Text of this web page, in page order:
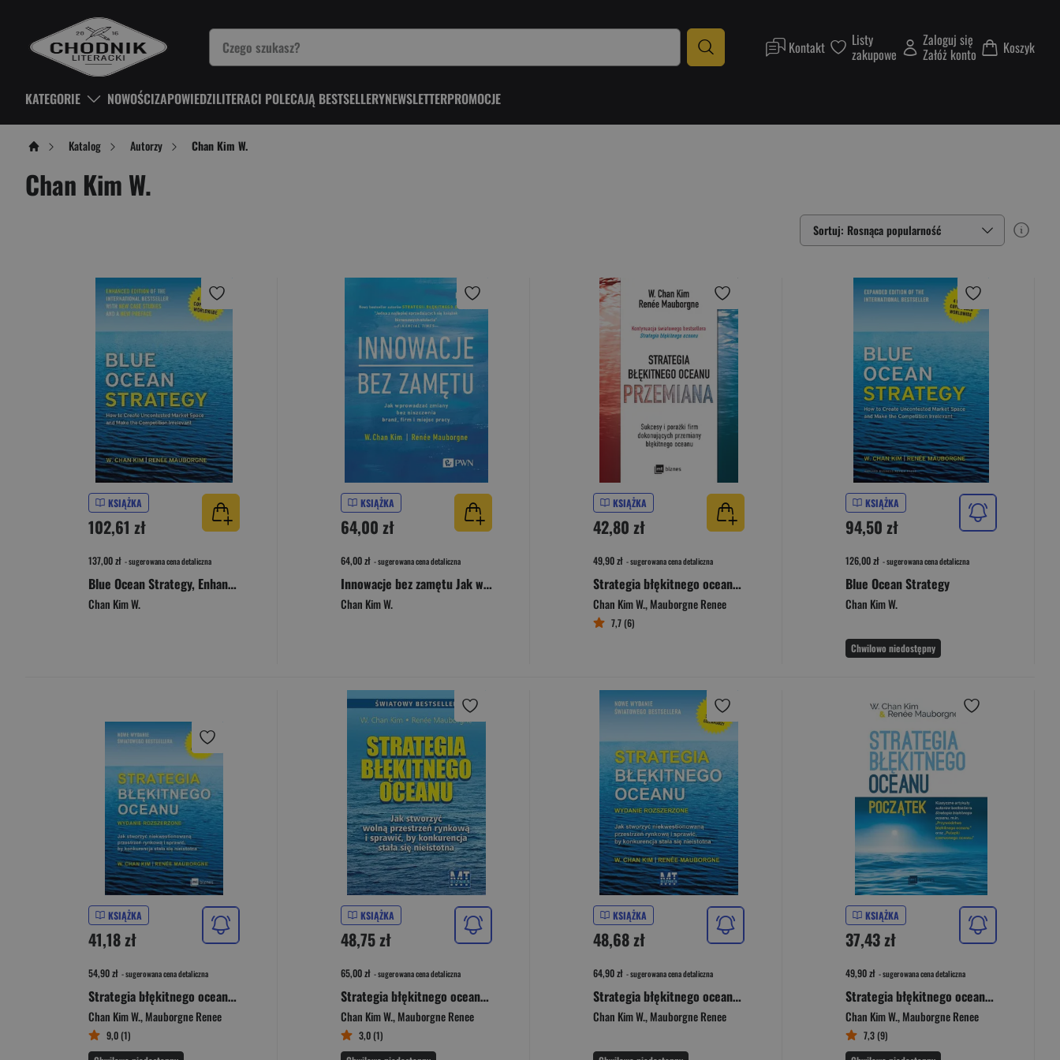
Kontakt Listy
zakupowe
Zaloguj się
Załóż konto Koszyk
KATEGORIE NOWOŚCIZAPOWIEDZILITERACI POLECAJĄ BESTSELLERYNEWSLETTERPROMOCJE
Katalog Autorzy Chan Kim W.
Chan Kim W.
Sortuj: Rosnąca popularność
KSIĄŻKA
102,61 zł
137,00 zł - sugerowana cena detaliczna
Blue Ocean Strategy, Enhanced Edition. How to Create Uncontested Market Space and Make the Competition Irrelevant
Chan Kim W.
KSIĄŻKA
64,00 zł
64,00 zł - sugerowana cena detaliczna
Innowacje bez zamętu Jak wprowadzać zmiany bez niszczenia branż, firm i miejsc pracy
Chan Kim W.
KSIĄŻKA
42,80 zł
49,90 zł - sugerowana cena detaliczna
Strategia błękitnego oceanu Przemiana Sukcesy i porażki firm dokonujących przemiany błękitnego oceanu
Chan Kim W.,Mauborgne Renee
7,7 (6)
KSIĄŻKA
94,50 zł
126,00 zł - sugerowana cena detaliczna
Blue Ocean Strategy
Chan Kim W.
Chwilowo niedostępny
KSIĄŻKA
41,18 zł
54,90 zł - sugerowana cena detaliczna
Strategia błękitnego oceanu Jak stworzyć niekwestionowaną przestrzeń rynkową i sprawić, by konkurencja stała się nieistotna
Chan Kim W.,Mauborgne Renee
9,0 (1)
KSIĄŻKA
48,75 zł
65,00 zł - sugerowana cena detaliczna
Strategia błękitnego oceanu Jak stworzyć wolną przestrzeń rynkową i sprawić, by konkurencja stała się nieistotna
Chan Kim W.,Mauborgne Renee
3,0 (1)
KSIĄŻKA
48,68 zł
64,90 zł - sugerowana cena detaliczna
Strategia błękitnego oceanu Jak stworzyć niekwestionowaną przestrzeń rynkową i sprawić, by konkurencja stała się nieistotna
Chan Kim W.,Mauborgne Renee
KSIĄŻKA
37,43 zł
49,90 zł - sugerowana cena detaliczna
Strategia błękitnego oceanu Początek
Chan Kim W.,Mauborgne Renee
7,3 (9)